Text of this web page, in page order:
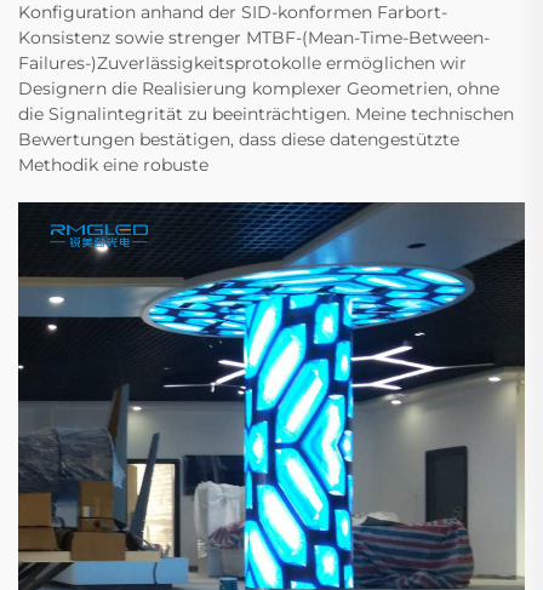
Konfiguration anhand der SID-konformen Farbort-
Konsistenz sowie strenger MTBF-(Mean-Time-Between-
Failures-)Zuverlässigkeitsprotokolle ermöglichen wir
Designern die Realisierung komplexer Geometrien, ohne
die Signalintegrität zu beeinträchtigen. Meine technischen
Bewertungen bestätigen, dass diese datengestützte
Methodik eine robuste